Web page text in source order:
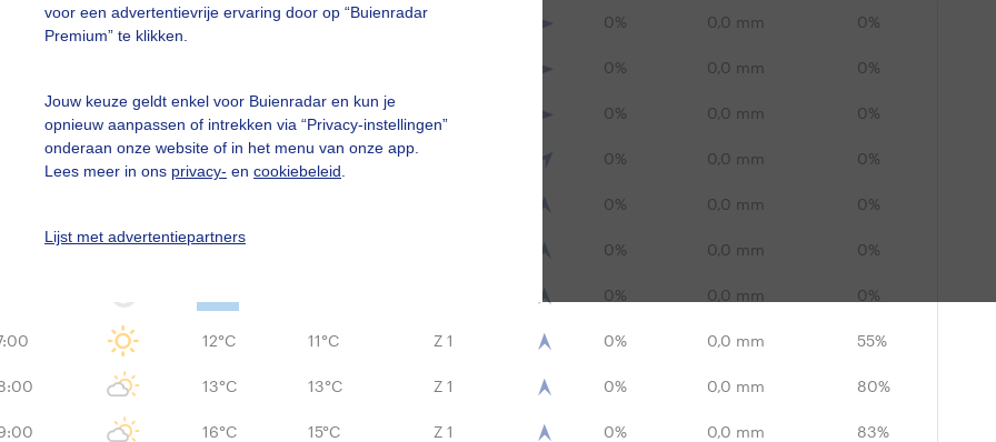
voor een advertentievrije ervaring door op “Buienradar
Premium” te klikken.
Jouw keuze geldt enkel voor Buienradar en kun je
opnieuw aanpassen of intrekken via “Privacy-instellingen”
onderaan onze website of in het menu van onze app.
Lees meer in ons privacy- en cookiebeleid
Lijst met advertentiepartners
14°C 14°C 0% 0,0 mm 0%
0% 0,0 mm 0%
0% 0,0 mm 0%
0% 0,0 mm 0%
0% 0,0 mm 0%
0% 0,0 mm 0%
0% 0,0 mm 0%
12°C 11°C Z 1 0% 0,0 mm 55%
13°C 13°C Z 1 0% 0,0 mm 80%
16°C 15°C Z 1 0% 0,0 mm 83%